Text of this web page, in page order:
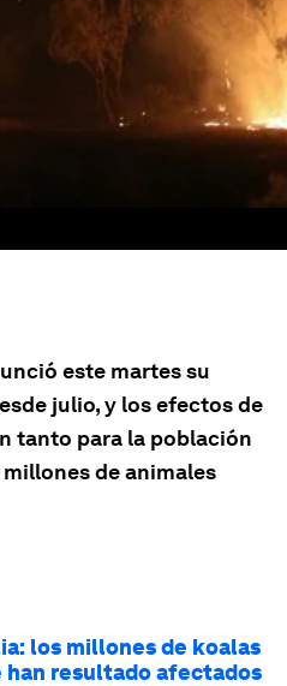
este martes su
julio, y los efectos de
tanto para la población
de animales
los millones de koalas
han resultado afectados